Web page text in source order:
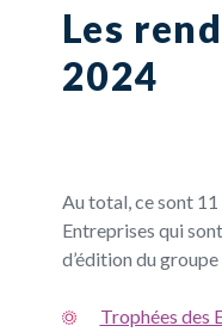
Les
2024
Au total, ce sont
Entreprises qui
d’édition du
Trophées des